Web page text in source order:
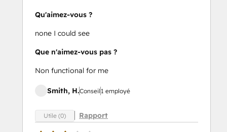
Qu'aimez-vous ?
none I could see
Que n'aimez-vous pas ?
Non functional for me
Smith, H.Conseil 1 employé
Utile (0) Rapport